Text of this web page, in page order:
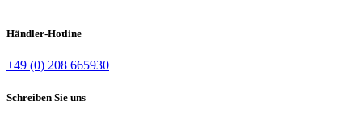
Händler-Hotline
+49 (0) 208 665930
Schreiben Sie uns